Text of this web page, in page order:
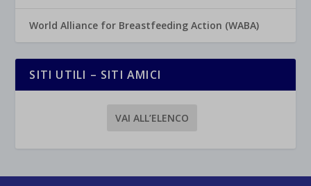
World Alliance for Breastfeeding Action (WABA)
SITI UTILI – SITI AMICI
VAI ALL’ELENCO